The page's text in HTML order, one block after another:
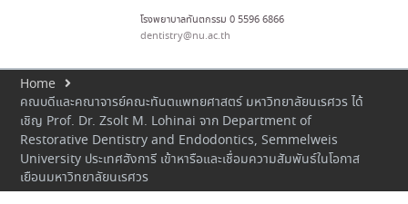
2569 ณ คณะทันแพทยศาสตร์
โรงพยาบาลทันตกรรม 0 5596 6866
dentistry@nu.ac.th
Home
คณบดีและคณาจารย์คณะทันตแพทยศาสตร์ มหาวิทยาลัยนเรศวร ได้
เชิญ Prof. Dr. Zsolt M. Lohinai จาก Department of
Restorative Dentistry and Endodontics, Semmelweis
University ประเทศฮังการี เข้าหารือและเชื่อมความสัมพันธ์ในโอกาส
เยือนมหาวิทยาลัยนเรศวร